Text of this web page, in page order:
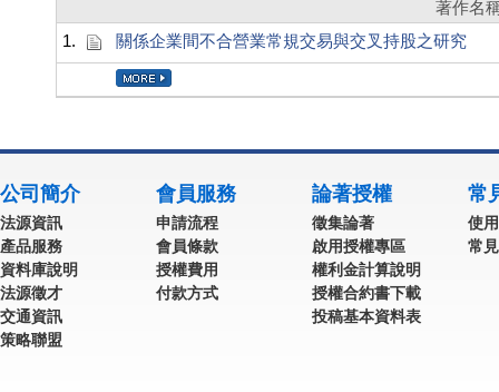
著作名
1.
關係企業間不合營業常規交易與交叉持股之研究
公司簡介
法源資訊
產品服務
資料庫說明
法源徵才
交通資訊
策略聯盟
會員服務
申請流程
會員條款
授權費用
付款方式
論著授權
徵集論著
啟用授權專區
權利金計算說明
授權合約書下載
投稿基本資料表
常
使
常